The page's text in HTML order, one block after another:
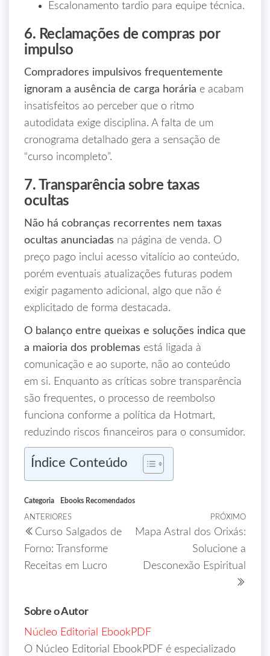
Escalonamento tardio para equipe técnica.
6. Reclamações de compras por
impulso
Compradores impulsivos frequentemente
ignoram a ausência de carga horária e acabam
insatisfeitos ao perceber que o ritmo
autodidata exige disciplina. A falta de um
cronograma detalhado gera a sensação de
“curso incompleto”.
7. Transparência sobre taxas
ocultas
Não há cobranças recorrentes nem taxas
ocultas anunciadas na página de venda. O
preço pago inclui acesso vitalício ao conteúdo,
porém eventuais atualizações futuras podem
exigir pagamento adicional, algo que não é
explicitado de forma destacada.
O balanço entre queixas e soluções indica que
a maioria dos problemas está ligada à
comunicação e ao suporte, não ao conteúdo
em si. Enquanto as críticas sobre transparência
são frequentes, o processo de reembolso
funciona conforme a política da Hotmart,
reduzindo riscos financeiros para o consumidor.
Índice Conteúdo
Categoria Ebooks Recomendados
ANTERIORES
Curso Salgados de
Forno: Transforme
Receitas em Lucro
PRÓXIMO
Mapa Astral dos Orixás:
Solucione a
Desconexão Espiritual
Sobre o Autor
Núcleo Editorial EbookPDF
O Núcleo Editorial EbookPDF é especializado